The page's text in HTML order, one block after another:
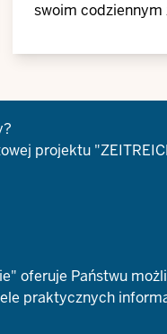
swoim codziennym
projektu
oferuje Państwu
praktycznych